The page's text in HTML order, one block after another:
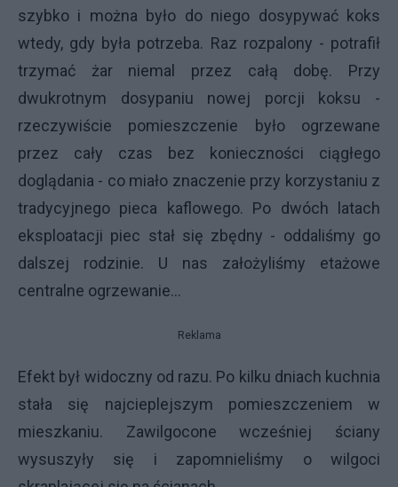
szybko i można było do niego dosypywać koks
wtedy, gdy była potrzeba. Raz rozpalony - potrafił
trzymać żar niemal przez całą dobę. Przy
dwukrotnym dosypaniu nowej porcji koksu -
rzeczywiście pomieszczenie było ogrzewane
przez cały czas bez konieczności ciągłego
doglądania - co miało znaczenie przy korzystaniu z
tradycyjnego pieca kaflowego. Po dwóch latach
eksploatacji piec stał się zbędny - oddaliśmy go
dalszej rodzinie. U nas założyliśmy etażowe
centralne ogrzewanie...
Reklama
Efekt był widoczny od razu. Po kilku dniach kuchnia
stała się najcieplejszym pomieszczeniem w
mieszkaniu. Zawilgocone wcześniej ściany
wysuszyły się i zapomnieliśmy o wilgoci